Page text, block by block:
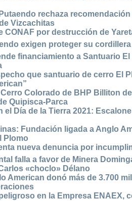
rechaza
Vizcachitas
CONAF por destrucción de
exigen proteger su
financiamiento a Santuario
que santuario de cerro El
Colorado de BHP Billiton
Quipisca-Parca
el Día de la Tierra 2021:
Fundación ligada a Anglo
Plomo
nueva denuncia por
falla a favor de Minera
«choclo» Délano
American donó más de 3.700
en la Empresa ENAEX,